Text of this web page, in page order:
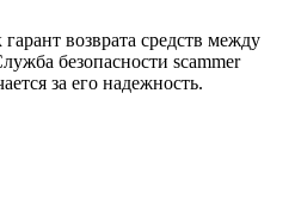
возврата средств между
безопасности scammer
за его надежность.